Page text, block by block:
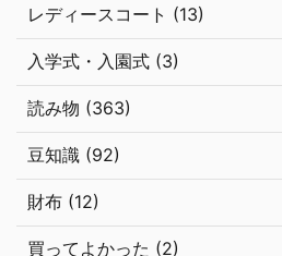
レディースコート (13)
入学式・入園式 (3)
読み物 (363)
豆知識 (92)
財布 (12)
買ってよかった (2)